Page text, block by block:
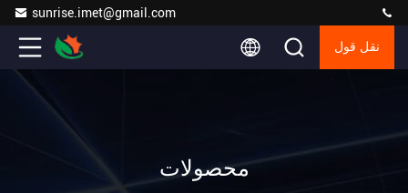
sunrise.imet@gmail.com
نقل قول
محصولات